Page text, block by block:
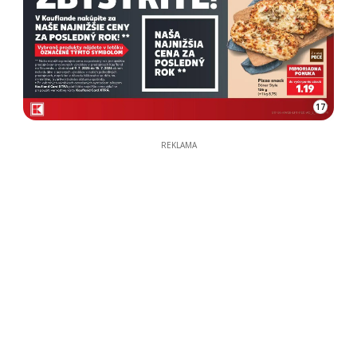
17
REKLAMA